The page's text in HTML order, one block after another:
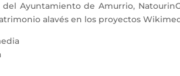
Ayuntamiento de Amurrio,
alavés en los proyectos